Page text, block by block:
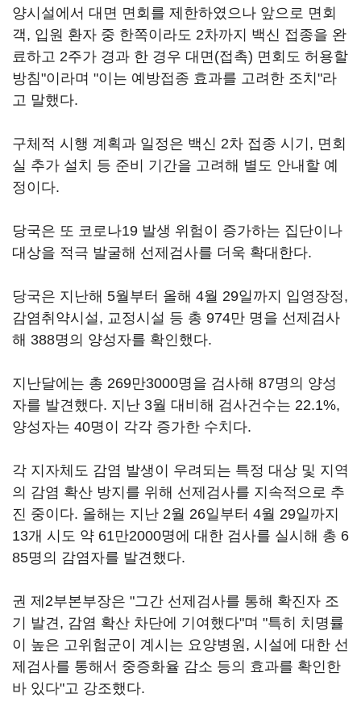
양시설에서 대면 면회를 제한하였으나 앞으로 면회
객, 입원 환자 중 한쪽이라도 2차까지 백신 접종을 완
료하고 2주가 경과 한 경우 대면(접촉) 면회도 허용할
방침"이라며 "이는 예방접종 효과를 고려한 조치"라
고 말했다.
구체적 시행 계획과 일정은 백신 2차 접종 시기, 면회
실 추가 설치 등 준비 기간을 고려해 별도 안내할 예
정이다.
당국은 또 코로나19 발생 위험이 증가하는 집단이나
대상을 적극 발굴해 선제검사를 더욱 확대한다.
당국은 지난해 5월부터 올해 4월 29일까지 입영장정,
감염취약시설, 교정시설 등 총 974만 명을 선제검사
해 388명의 양성자를 확인했다.
지난달에는 총 269만3000명을 검사해 87명의 양성
자를 발견했다. 지난 3월 대비해 검사건수는 22.1%,
양성자는 40명이 각각 증가한 수치다.
각 지자체도 감염 발생이 우려되는 특정 대상 및 지역
의 감염 확산 방지를 위해 선제검사를 지속적으로 추
진 중이다. 올해는 지난 2월 26일부터 4월 29일까지
13개 시도 약 61만2000명에 대한 검사를 실시해 총 6
85명의 감염자를 발견했다.
권 제2부본부장은 "그간 선제검사를 통해 확진자 조
기 발견, 감염 확산 차단에 기여했다"며 "특히 치명률
이 높은 고위험군이 계시는 요양병원, 시설에 대한 선
제검사를 통해서 중증화율 감소 등의 효과를 확인한
바 있다"고 강조했다.